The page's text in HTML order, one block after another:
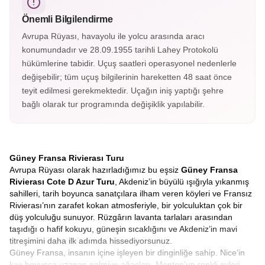
sayılır.
Önemli Bilgilendirme
Avrupa Rüyası, havayolu ile yolcu arasında aracı
konumundadır ve 28.09.1955 tarihli Lahey Protokolü
hükümlerine tabidir. Uçuş saatleri operasyonel nedenlerle
değişebilir; tüm uçuş bilgilerinin hareketten 48 saat önce
teyit edilmesi gerekmektedir. Uçağın iniş yaptığı şehre
bağlı olarak tur programında değişiklik yapılabilir.
Güney Fransa Rivierası Turu
Avrupa Rüyası olarak hazırladığımız bu eşsiz Güney Fransa
Rivierası Cote D Azur Turu , Akdeniz’in büyülü ışığıyla yıkanmış
sahilleri, tarih boyunca sanatçılara ilham veren köyleri ve Fransız
Rivierası’nın zarafet kokan atmosferiyle, bir yolculuktan çok bir
düş yolculuğu sunuyor. Rüzgârın lavanta tarlaları arasından
taşıdığı o hafif kokuyu, güneşin sıcaklığını ve Akdeniz’in mavi
titreşimini daha ilk adımda hissediyorsunuz.
Güney Fransa, insanın içine işleyen bir dinginliğe sahip. Nice’in